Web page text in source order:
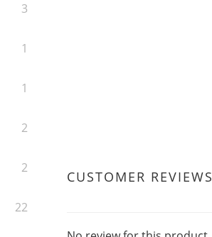
3
1
1
2
2
22
CUSTOMER REVIEWS